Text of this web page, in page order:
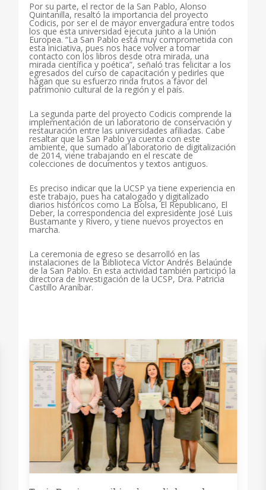
Por su parte, el rector de la San Pablo, Alonso
Quintanilla, resaltó la importancia del proyecto
Codicis, por ser el de mayor envergadura entre todos
los que esta universidad ejecuta junto a la Unión
Europea. “La San Pablo está muy comprometida con
esta iniciativa, pues nos hace volver a tomar
contacto con los libros desde otra mirada, una
mirada científica y poética”, señaló tras felicitar a los
egresados del curso de capacitación y pedirles que
hagan que su esfuerzo rinda frutos a favor del
patrimonio cultural de la región y el país.
La segunda parte del proyecto Codicis comprende la
implementación de un laboratorio de conservación y
restauración entre las universidades afiliadas. Cabe
resaltar que la San Pablo ya cuenta con este
ambiente, que sumado al laboratorio de digitalización
de 2014, viene trabajando en el rescate de
colecciones de documentos y textos antiguos.
Es preciso indicar que la UCSP ya tiene experiencia en
este trabajo, pues ha catalogado y digitalizado
diarios históricos como La Bolsa, El Republicano, El
Deber, la correspondencia del expresidente José Luis
Bustamante y Rivero, y tiene nuevos proyectos en
marcha.
La ceremonia de egreso se desarrolló en las
instalaciones de la Biblioteca Víctor Andrés Belaúnde
de la San Pablo. En esta actividad también participó la
directora de Investigación de la UCSP, Dra. Patricia
Castillo Araníbar.